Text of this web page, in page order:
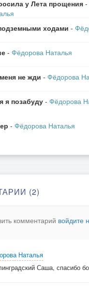
у Лета прощения -
ходами -
- Фёдорова Наталья
не жди - Фёдорова
я позабуду - Фёдорова
- Фёдорова Наталья
(2)
комментарий войдите
Наталья
Саша, спасибо